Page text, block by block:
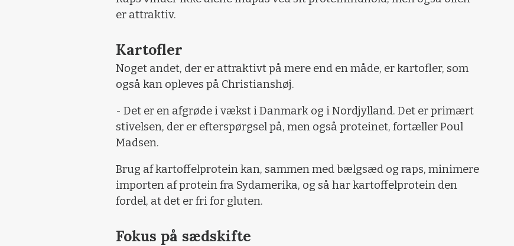
er attraktiv.
Kartofler
Noget andet, der er attraktivt på mere end en måde, er kartofler, som
også kan opleves på Christianshøj.
- Det er en afgrøde i vækst i Danmark og i Nordjylland. Det er primært
stivelsen, der er efterspørgsel på, men også proteinet, fortæller Poul
Madsen.
Brug af kartoffelprotein kan, sammen med bælgsæd og raps, minimere
importen af protein fra Sydamerika, og så har kartoffelprotein den
fordel, at det er fri for gluten.
Fokus på sædskifte